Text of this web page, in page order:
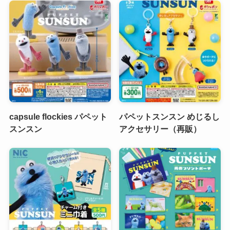
capsule flockies パペット
スンスン
パペットスンスン めじるし
アクセサリー（再販）